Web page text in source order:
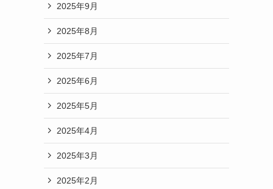
2025年9月
2025年8月
2025年7月
2025年6月
2025年5月
2025年4月
2025年3月
2025年2月